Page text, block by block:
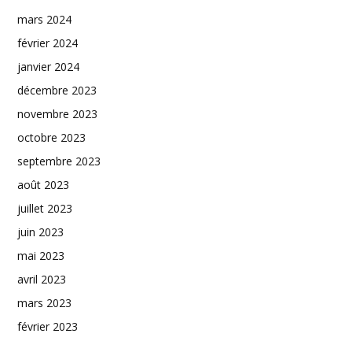
mars 2024
février 2024
janvier 2024
décembre 2023
novembre 2023
octobre 2023
septembre 2023
août 2023
juillet 2023
juin 2023
mai 2023
avril 2023
mars 2023
février 2023